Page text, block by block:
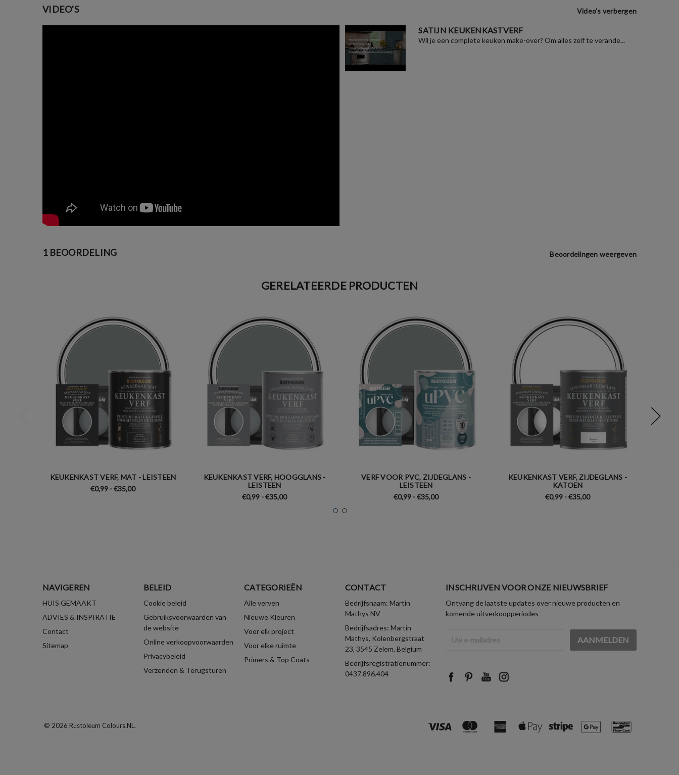
VIDEO'S Video's verbergen
SATIJN KEUKENKASTVERF
Wil je een complete keuken make-over? Om alles zelf te verande...
1 BEOORDELING Beoordelingen weergeven
GERELATEERDE PRODUCTEN
KEUKENKAST VERF, MAT - LEISTEEN
€0,99 - €35,00
KEUKENKAST VERF, HOOGGLANS -
LEISTEEN
€0,99 - €35,00
VERF VOOR PVC, ZIJDEGLANS -
LEISTEEN
€0,99 - €35,00
KEUKENKAST VERF, ZIJDEGLANS -
KATOEN
€0,99 - €35,00
NAVIGEREN
HUIS GEMAAKT
ADVIES & INSPIRATIE
Contact
Sitemap
BELEID
Cookie beleid
Gebruiksvoorwaarden van
de website
Online verkoopvoorwaarden
Privacybeleid
Verzenden & Terugsturen
CATEGORIEËN
Alle verven
Nieuwe Kleuren
Voor elk project
Voor elke ruimte
Primers & Top Coats
CONTACT
Bedrijfsnaam: Martin
Mathys NV
Bedrijfsadres: Martin
Mathys, Kolenbergstraat
23, 3545 Zelem, Belgium
Bedrijfsregistratienummer:
0437.896.404
INSCHRIJVEN VOOR ONZE NIEUWSBRIEF
Ontvang de laatste updates over nieuwe producten en
komende uitverkoopperiodes
mailadres
© 2026 Rustoleum Colours.NL.